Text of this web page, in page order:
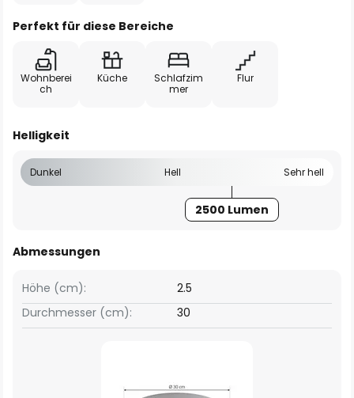
Perfekt für diese Bereiche
Wohnberei
ch
Küche
Schlafzim
mer
Flur
Helligkeit
Dunkel Hell Sehr hell
2500 Lumen
Abmessungen
Höhe (cm):
2.5
Durchmesser (cm):
30